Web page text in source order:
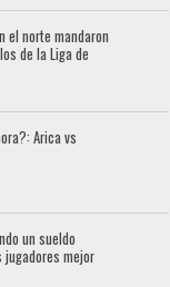
el norte mandaron
de la Liga de
Arica vs
un sueldo
mejor